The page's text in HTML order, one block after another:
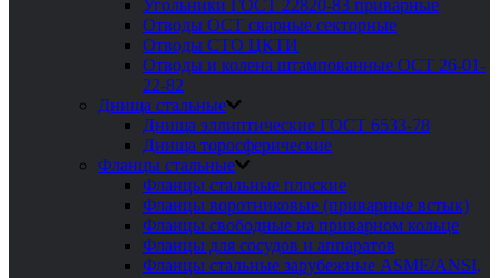
Угольники ГОСТ 22820-83 приварные
Отводы ОСТ сварные секторные
Отводы СТО ЦКТИ
Отводы и колена штампованные ОСТ 26-01-
22-82
Днища стальные
Днища эллиптические ГОСТ 6533-78
Днища торосферические
Фланцы стальные
Фланцы стальные плоские
Фланцы воротниковые (приварные встык)
Фланцы свободные на приварном кольце
Фланцы для сосудов и аппаратов
Фланцы стальные зарубежные ASME/ANSI,